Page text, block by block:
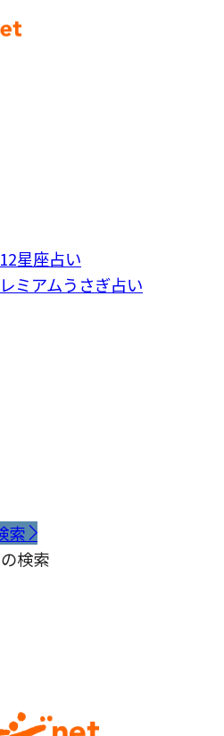
星座占い
ミアムうさぎ占い
索
検索